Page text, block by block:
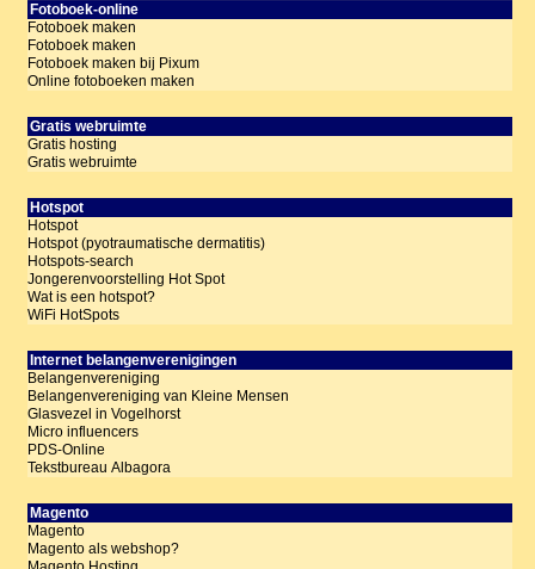
Fotoboek-online
Fotoboek maken
Fotoboek maken
Fotoboek maken bij Pixum
Online fotoboeken maken
Gratis webruimte
Gratis hosting
Gratis webruimte
Hotspot
Hotspot
Hotspot (pyotraumatische dermatitis)
Hotspots-search
Jongerenvoorstelling Hot Spot
Wat is een hotspot?
WiFi HotSpots
Internet belangenverenigingen
Belangenvereniging
Belangenvereniging van Kleine Mensen
Glasvezel in Vogelhorst
Micro influencers
PDS-Online
Tekstbureau Albagora
Magento
Magento
Magento als webshop?